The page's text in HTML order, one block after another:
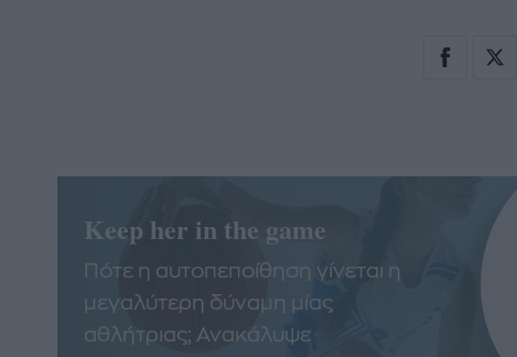
Keep her in the game
Πότε η αυτοπεποίθηση γίνεται η
μεγαλύτερη δύναμη μίας
αθλήτριας; Ανακάλυψε